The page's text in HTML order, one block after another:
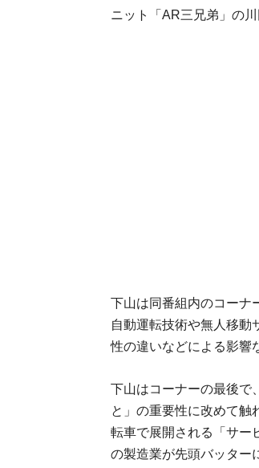
ニット「AR三兄弟」の
下山は同番組内のコーナ
自動運転技術や無人移動
性の違いなどによる影響
下山はコーナーの最後で
と」の重要性に改めて触
転車で展開される「サー
の製造業が先頭バッター